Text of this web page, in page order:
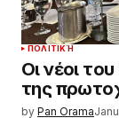
ΠΟΛΙΤΙΚΉ
Οι νέοι
της
by Pan Orama